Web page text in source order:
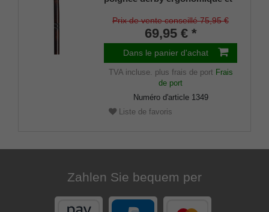
foncé avec bande chromée,
longueur 94 cm
Prix de vente conseillé 75,95 €
69,95 € *
Dans le panier d'achat
TVA incluse. plus frais de port Frais
de port
Numéro d'article 1349
Liste de favoris
Zahlen Sie bequem per